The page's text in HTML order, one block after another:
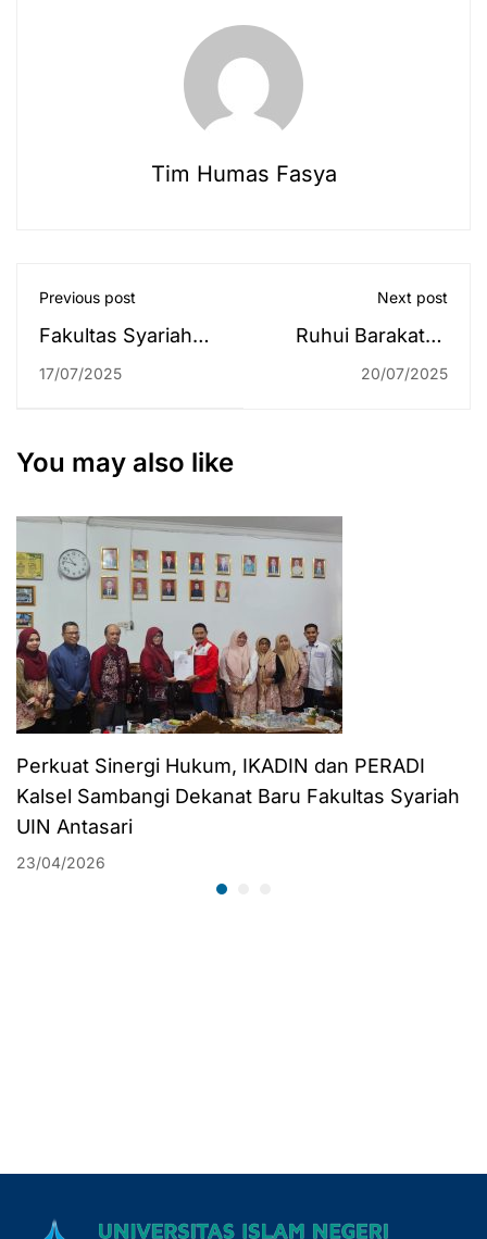
Tim Humas Fasya
Previous post
Fakultas Syariah
UIN Antasari Lepas
Ingatkan
dan Peningkatan
Diri
17/07/2025
Next post
Ruhui Barakatan
Edisi 19 Juli 2025
20/07/2025
You may also like
Perkuat Sinergi Hukum, IKADIN dan PERADI
Kalsel Sambangi Dekanat Baru Fakultas Syariah
UIN Antasari
23/04/2026